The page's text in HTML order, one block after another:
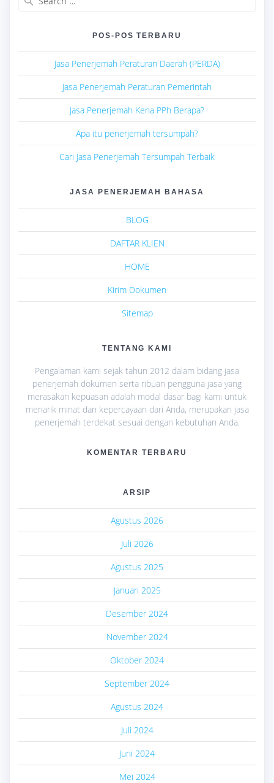
POS-POS TERBARU
Jasa Penerjemah Peraturan Daerah (PERDA)
Jasa Penerjemah Peraturan Pemerintah
Jasa Penerjemah Kena PPh Berapa?
Apa itu penerjemah tersumpah?
Cari Jasa Penerjemah Tersumpah Terbaik
JASA PENERJEMAH BAHASA
BLOG
DAFTAR KLIEN
HOME
Kirim Dokumen
Sitemap
TENTANG KAMI
Pengalaman kami sejak tahun 2012 dalam bidang jasa
penerjemah dokumen serta ribuan pengguna jasa yang
merasakan kepuasan adalah modal dasar bagi kami untuk
menarik minat dan kepercayaan dari Anda, merupakan jasa
penerjemah terdekat sesuai dengan kebutuhan Anda.
KOMENTAR TERBARU
ARSIP
Agustus 2026
Juli 2026
Agustus 2025
Januari 2025
Desember 2024
November 2024
Oktober 2024
September 2024
Agustus 2024
Juli 2024
Juni 2024
Mei 2024